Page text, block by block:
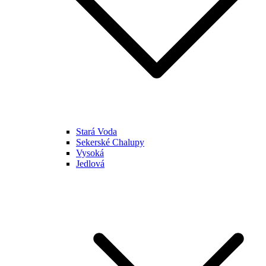
Stará Voda
Sekerské Chalupy
Vysoká
Jedlová